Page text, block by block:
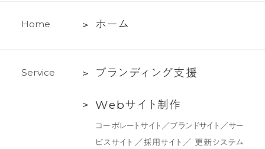
Home
ホ
ホーム
Service
ブ
ン
ブラ ン ディ ン グ支援
Web
Webサ イ ト 制 作
コーポレートサイト／ブランドサイト／サー
ビスサイト／採用サイト／ 更新システム